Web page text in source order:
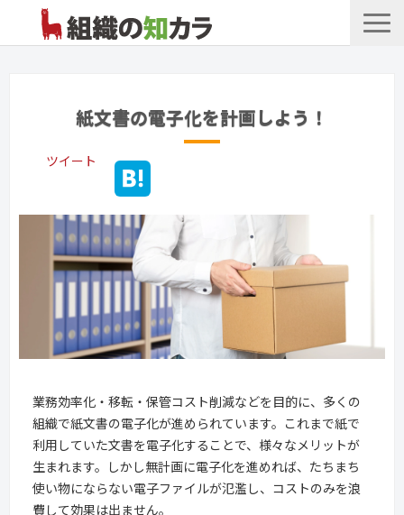
記事カテゴリ一覧
紙文書の電子化を計画しよう！
ツイート
業務効率化・移転・保管コスト削減などを目的に、多くの
組織で紙文書の電子化が進められています。これまで紙で
利用していた文書を電子化することで、様々なメリットが
生まれます。しかし無計画に電子化を進めれば、たちまち
使い物にならない電子ファイルが氾濫し、コストのみを浪
費して効果は出ません。